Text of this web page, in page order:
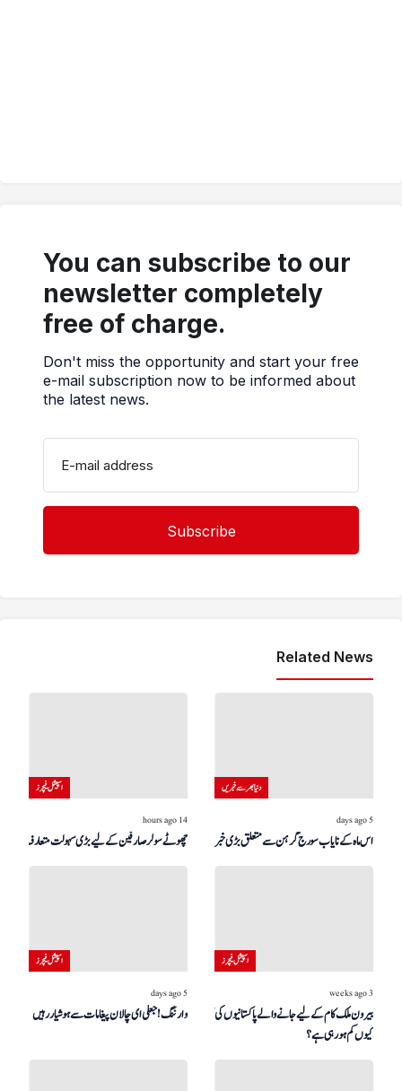
You can subscribe to our
newsletter completely
free of charge.
Don't miss the opportunity and start your free
e-mail subscription now to be informed about
the latest news.
E-mail address
Related News
اسپیشل فیچرز
14 hours ago
چھوٹے سولر صارفین کے لیے بڑی سہولت متعارف
دنیا بھر سے خبریں
5 days ago
اس ماہ کے نایاب سورج گرہن سے متعلق بڑی خبر!
اسپیشل فیچرز
5 days ago
وارننگ! جعلی ای چالان پیغامات سے ہوشیار رہیں
اسپیشل فیچرز
3 weeks ago
بیرون ملک کام کے لیے جانے والے پاکستانیوں کی تعداد
کیوں کم ہو رہی ہے؟